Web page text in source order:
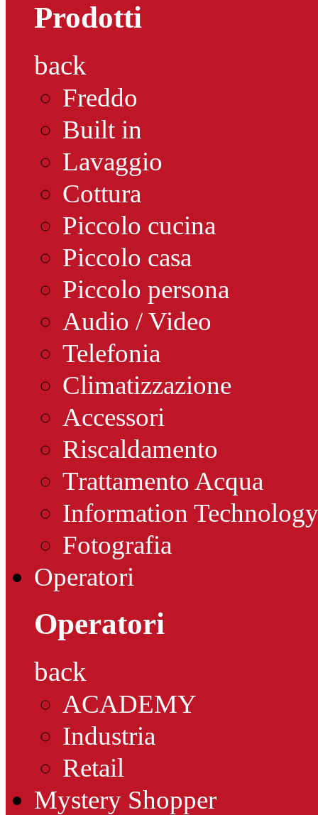
Prodotti
back
Freddo
Built in
Lavaggio
Cottura
Piccolo cucina
Piccolo casa
Piccolo persona
Audio / Video
Telefonia
Climatizzazione
Accessori
Riscaldamento
Trattamento Acqua
Information Technology
Fotografia
Operatori
Operatori
back
ACADEMY
Industria
Retail
Mystery Shopper